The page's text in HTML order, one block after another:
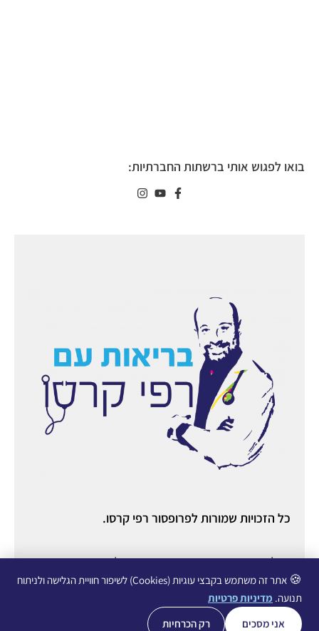
כל הזכויות שמורות לפרופסור רפי קרסו.
ניהול ואחסון אתר:יניב מורוזובסקי○ ניהול תוכן ורשתות
חברתיות:עופרי גליכמן ○הצהרת נגישות○מדיניות פרטיות
בואו לפגוש אותי ברשתות החברתיות:
🍪
אתר זה משתמש בקבצי עוגיות (Cookies) לשיפור חוויית הגלישה ולניתוח
תנועה. מדיניות פרטיות
אני מסכים
רק הכרחיות